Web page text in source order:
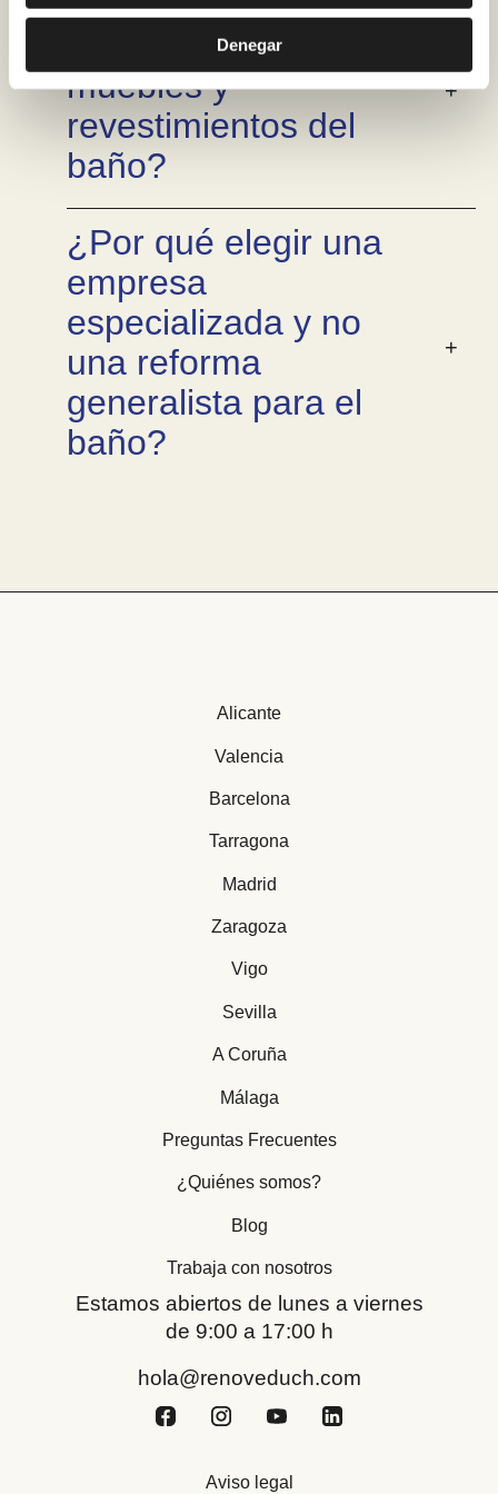
Denegar
también mamparas,
muebles y
revestimientos del
baño?
¿Por qué elegir una
empresa
especializada y no
una reforma
generalista para el
baño?
Alicante
Valencia
Barcelona
Tarragona
Madrid
Zaragoza
Vigo
Sevilla
A Coruña
Málaga
Preguntas Frecuentes
¿Quiénes somos?
Blog
Trabaja con nosotros
Estamos abiertos de lunes a viernes
de 9:00 a 17:00 h
hola@renoveduch.com
Aviso legal